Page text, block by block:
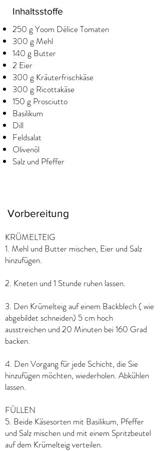
Inhaltsstoffe
250 g Yoom Délice Tomaten
300 g Mehl
140 g Butter
2 Eier
300 g Kräuterfrischkäse
300 g Ricottakäse
150 g Prosciutto
Basilikum
Dill
Feldsalat
Olivenöl
Salz und Pfeffer
Vorbereitung
KRÜMELTEIG
1. Mehl und Butter mischen, Eier und Salz
hinzufügen.
2. Kneten und 1 Stunde ruhen lassen.
3. Den Krümelteig auf einem Backblech ( wie
abgebildet schneiden) 5 cm hoch
ausstreichen und 20 Minuten bei 160 Grad
backen.
4. Den Vorgang für jede Schicht, die Sie
hinzufügen möchten, wiederholen. Abkühlen
lassen.
FÜLLEN
5. Beide Käsesorten mit Basilikum, Pfeffer
und Salz mischen und mit einem Spritzbeutel
auf dem Krümelteig verteilen.